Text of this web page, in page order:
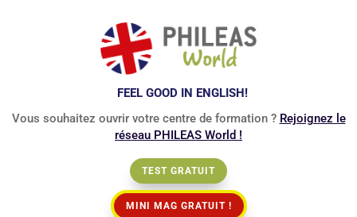
FEEL GOOD IN ENGLISH!
Vous souhaitez ouvrir votre centre de formation ? Rejoignez le
réseau PHILEAS World !
TEST GRATUIT
MINI MAG GRATUIT !